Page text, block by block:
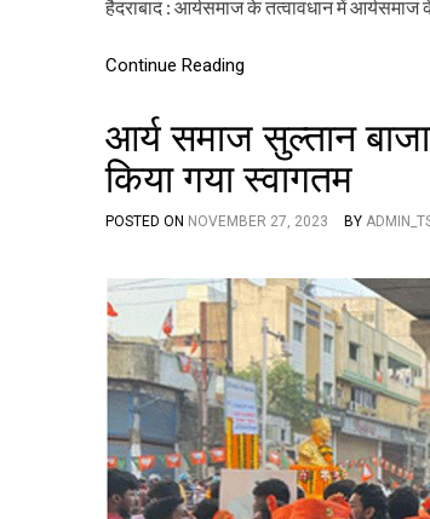
हैदराबाद : आर्यसमाज के तत्वावधान में
Continue Reading
आर्य समाज सुल्तान
किया गया स्वागतम
POSTED ON NOVEMBER 27, 2023 BY